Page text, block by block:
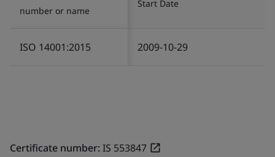
number or name
Start Date
ISO 14001:2015 2009-10-29
Certificate number:IS 553847